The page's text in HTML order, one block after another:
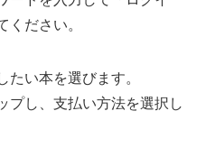
ください。
たい本を選びます。
プし、支払い方法を選択し